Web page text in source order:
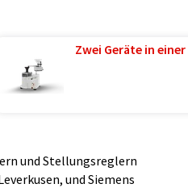
Zwei Geräte in
und Stellungsreglern
und Siemens